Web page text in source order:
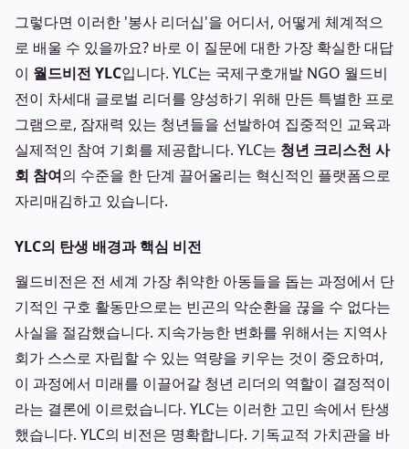
그렇다면 이러한 '봉사 리더십'을 어디서, 어떻게 체계적으
로 배울 수 있을까요? 바로 이 질문에 대한 가장 확실한 대답
이 월드비전 YLC입니다. YLC는 국제구호개발 NGO 월드비
전이 차세대 글로벌 리더를 양성하기 위해 만든 특별한 프로
그램으로, 잠재력 있는 청년들을 선발하여 집중적인 교육과
실제적인 참여 기회를 제공합니다. YLC는 청년 크리스천 사
회 참여의 수준을 한 단계 끌어올리는 혁신적인 플랫폼으로
자리매김하고 있습니다.
YLC의 탄생 배경과 핵심 비전
월드비전은 전 세계 가장 취약한 아동들을 돕는 과정에서 단
기적인 구호 활동만으로는 빈곤의 악순환을 끊을 수 없다는
사실을 절감했습니다. 지속가능한 변화를 위해서는 지역사
회가 스스로 자립할 수 있는 역량을 키우는 것이 중요하며,
이 과정에서 미래를 이끌어갈 청년 리더의 역할이 결정적이
라는 결론에 이르렀습니다. YLC는 이러한 고민 속에서 탄생
했습니다. YLC의 비전은 명확합니다. 기독교적 가치관을 바